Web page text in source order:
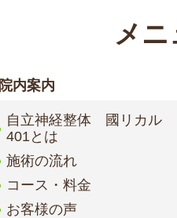
メ
院内案内
自立神経整体 國リカル
401とは
施術の流れ
コース・料金
お客様の声